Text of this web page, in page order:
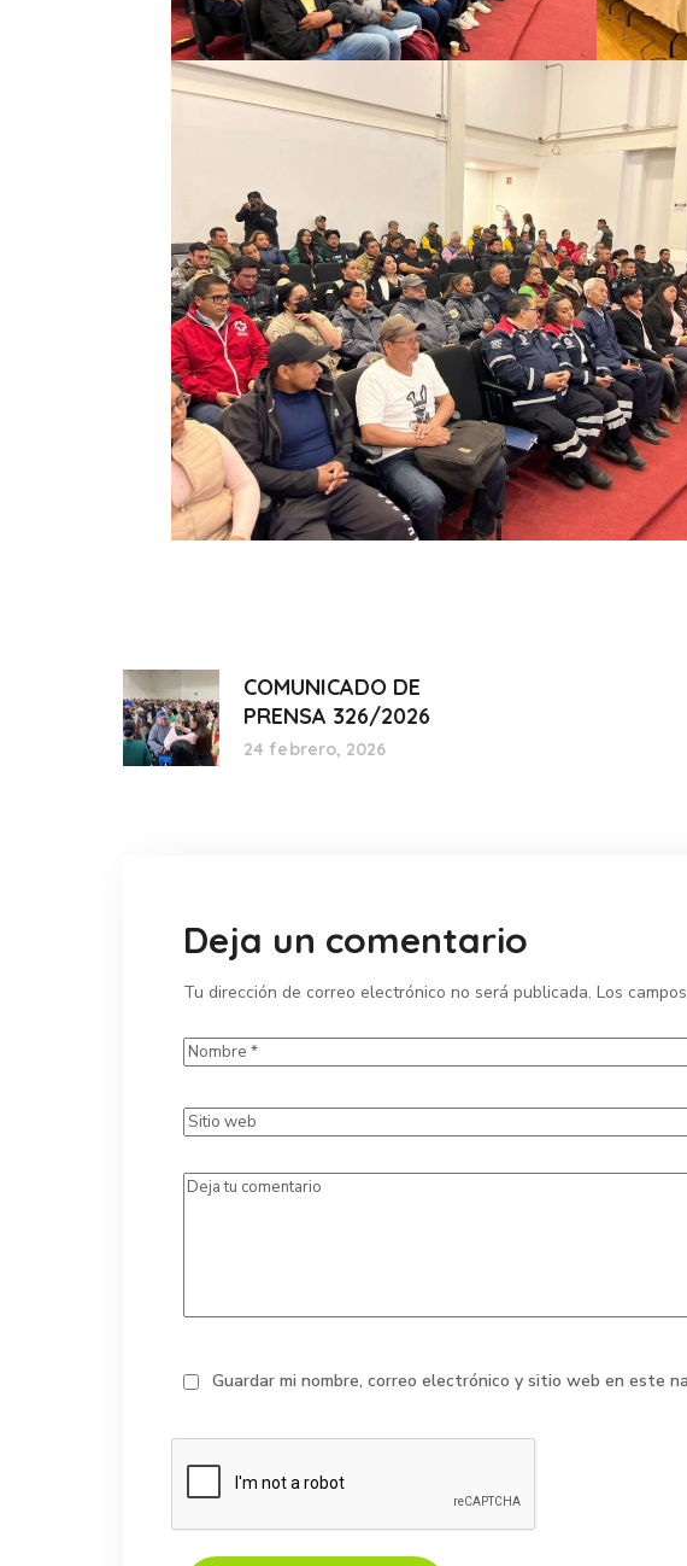
COMUNICADO DE
PRENSA 326/2026
24 febrero, 2026
Deja un comentario
Tu dirección de correo electrónico no será publicada. Los
Guardar mi nombre, correo electrónico y sitio web en este